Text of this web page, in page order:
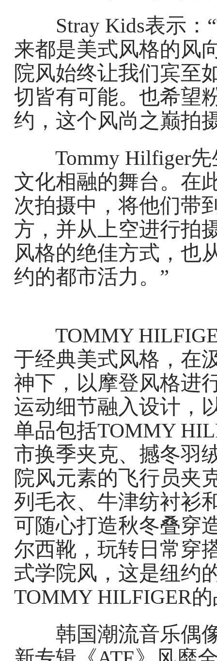
Stray Kids表示：
来都是美式风格的风
院风始终让我们宾至
切皆有可能。也希望
约，这个风尚之巅拍
Tommy Hilfiger先
文化相融的舞台。在
次拍摄中，将他们带
方，并从上空进行拍
风格的绝佳方式，也
约的都市活力。”
TOMMY
于经典美式风格，在
神下，以摩登风格进
运动细节融入设计，
单品包括TOMMY
市换季夹克、撼冬羽
院风元素的飞行员夹
列毛衣、牛津纺衬衫
可随心打造秋冬叠穿
尔西靴，玩转日常穿
式学院风，这是纽约
TOMMY HILFIGER
韩国潮流音乐偶像